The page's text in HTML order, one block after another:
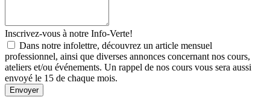
Inscrivez-vous à notre Info-Verte!
Dans notre infolettre, découvrez un article mensuel
professionnel, ainsi que diverses annonces concernant nos cours,
ateliers et/ou événements. Un rappel de nos cours vous sera aussi
envoyé le 15 de chaque mois.
Envoyer